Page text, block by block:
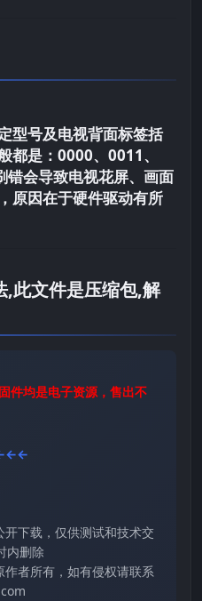
型号及电视背面标签括
都是：0000、0011、
会导致电视花屏、画面
原因在于硬件驱动有所
,此文件是压缩包,解
件均是电子资源，售出不
←←←
下载，仅供测试和技术交
内删除
者所有，如有侵权请联系